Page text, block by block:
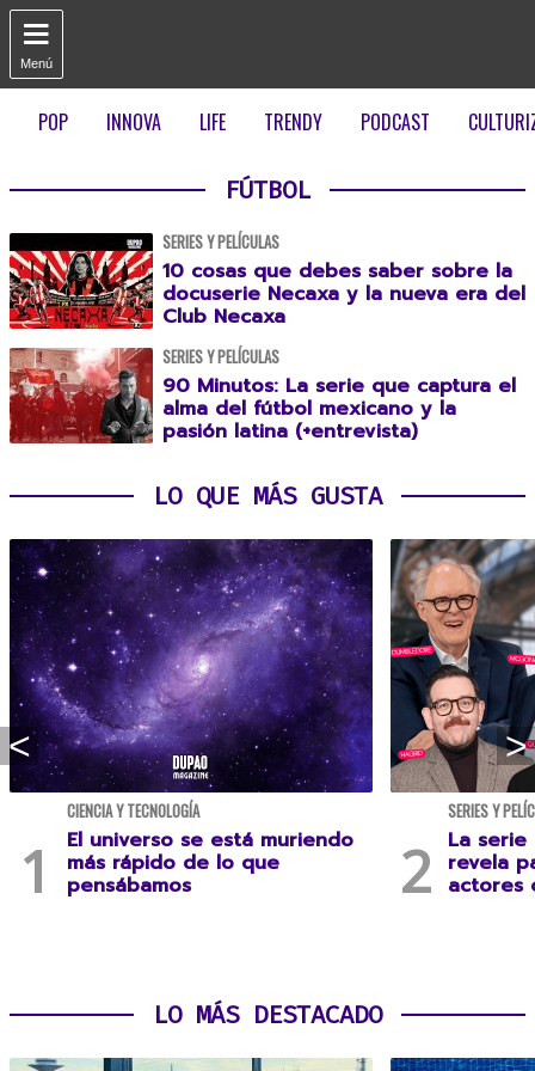

Menú
POP INNOVA LIFE TRENDY PODCAST
FÚTBOL
SERIES Y PELÍCULAS
10 cosas que debes saber sobre la
docuserie Necaxa y la nueva era del
Club Necaxa
SERIES Y PELÍCULAS
90 Minutos: La serie que captura el
alma del fútbol mexicano y la
pasión latina (+entrevista)
LO QUE MÁS GUSTA
CIENCIA Y TECNOLOGÍA
El universo se está muriendo
más rápido de lo que
pensábamos
SERIES Y
La
revela
actores
LO MÁS DESTACADO